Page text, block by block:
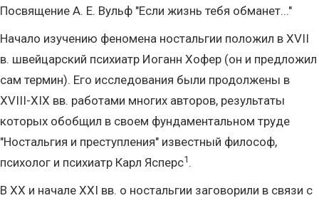
Посвящение А. Е. Вульф "Если жизнь тебя обманет..."
Начало изучению феномена ностальгии положил в XVII
в. швейцарский психиатр Иоганн Хофер (он и предложил
сам термин). Его исследования были продолжены в
XVIII-XIX вв. работами многих авторов, результаты
которых обобщил в своем фундаментальном труде
"Ностальгия и преступления" известный философ,
психолог и психиатр Карл Ясперс1 .
В XX и начале XXI вв. о ностальгии заговорили в связи с